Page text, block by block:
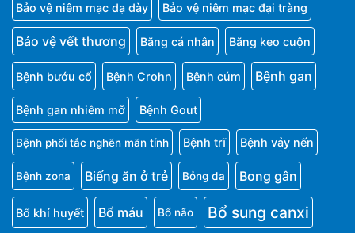
Bảo vệ niêm mạc dạ dày Bảo vệ niêm mạc đại tràng
Bảo vệ vết thương Băng cá nhân Băng keo cuộn
Bệnh bướu cổ Bệnh Crohn Bệnh cúm Bệnh gan
Bệnh gan nhiễm mỡ Bệnh Gout
Bệnh phổi tắc nghẽn mãn tính Bệnh trĩ Bệnh vảy nến
Bệnh zona Biếng ăn ở trẻ Bỏng da Bong gân
Bổ khí huyết Bổ máu Bổ não Bổ sung canxi